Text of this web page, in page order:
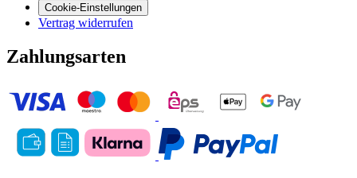
Cookie-Einstellungen
Vertrag widerrufen
Zahlungsarten